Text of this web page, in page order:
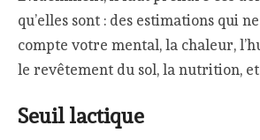
qu’elles sont : des estimations qui
compte votre mental, la chaleur,
le revêtement du sol, la nutrition,
Seuil lactique